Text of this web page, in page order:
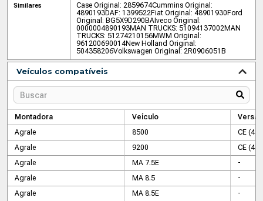
Similares Case Original: 2859674Cummins Original:
4890193DAF: 1399522Fiat Original: 48901930 Ford
Original: BG5X9D290BAIveco Original:
0000004890193MAN TRUCKS: 51094137002MAN
TRUCKS: 51274210156MWM Original:
961200690014New Holland Original:
504358206Volkswagen Original: 2R0906051B
Veículos compatíveis
Montadora Veículo
Versão
Agrale
8500
CE
Agrale
9200
CE
Agrale
MA 7.5E
-
Agrale
MA 8.5
-
Agrale
MA 8.5E
-